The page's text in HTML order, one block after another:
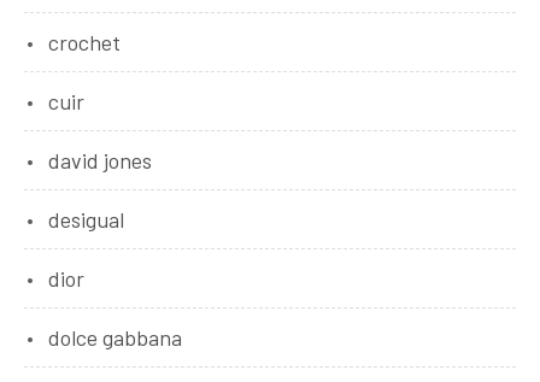
crochet
cuir
david jones
desigual
dior
dolce gabbana